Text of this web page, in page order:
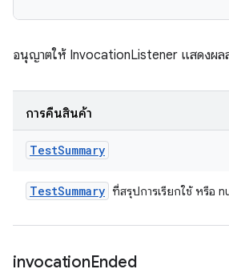
อนุญาตให้ InvocationListener แสดงผล
การคืนสินค้า
TestSummary
TestSummary ที่สรุปการเรียกใช้ หรือ
invocationEnded